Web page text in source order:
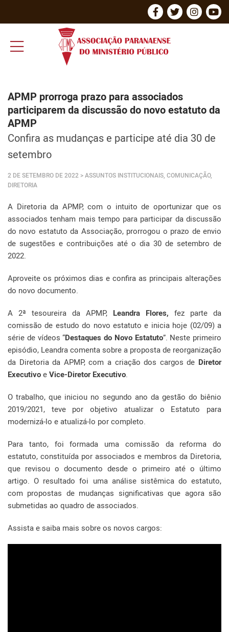
APMP prorroga prazo para associados
participarem da discussão do novo estatuto da
APMP
Confira as mudanças e participe até dia 30 de
setembro
2 DE SETEMBRO DE 2022 > ASSUNTOS INSTITUCIONAIS, COMUNICAÇÃO,
DIRETORIA
A Diretoria da APMP, com o intuito de oportunizar que os
associados tenham mais tempo para participar da discussão
do novo estatuto da Associação, prorrogou o prazo de envio
de sugestões e contribuições até o dia 30 de setembro de
2022.
Aproveite os próximos dias e confira as principais alterações
do novo documento.
A 2ª tesoureira da APMP, Leandra Flores, fez parte da
comissão de estudo do novo estatuto e inicia hoje (02/09) a
série de vídeos “Destaques do Novo Estatuto”. Neste primeiro
episódio, Leandra comenta sobre a proposta de reorganização
da Diretoria da APMP, com a criação dos cargos de Diretor
Executivo e Vice-Diretor Executivo.
O trabalho, que iniciou no segundo ano da gestão do biênio
2019/2021, teve por objetivo atualizar o Estatuto para
modernizá-lo e atualizá-lo por completo.
Para tanto, foi formada uma comissão da reforma do
estatuto, constituída por associados e membros da Diretoria,
que revisou o documento desde o primeiro até o último
artigo. O resultado foi uma análise sistêmica do estatuto,
com propostas de mudanças significativas que agora são
submetidas ao quadro de associados.
Assista e saiba mais sobre os novos cargos: